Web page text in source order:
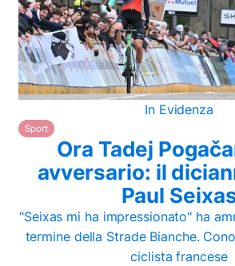
In Evidenza
Sport
Ora Tadej
avversario: il
Paul
"Seixas mi ha impressionato" ha
termine della Strade Bianche.
ciclista francese